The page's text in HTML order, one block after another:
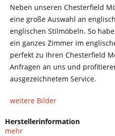
Neben unseren Chesterfield
eine große Auswahl an
englischen Stilmöbeln. So
ein ganzes Zimmer im
perfekt zu Ihren Chesterfield
Anfragen an uns und
ausgezeichnetem Service.
weitere Bilder
Herstellerinformation
mehr